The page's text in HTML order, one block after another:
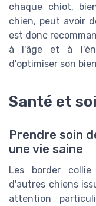
chaque chiot,
chien, peut avoir
est donc
à l'âge et à
d'optimiser son
Santé et
Prendre soin
une vie saine
Les border
d'autres chiens
attention